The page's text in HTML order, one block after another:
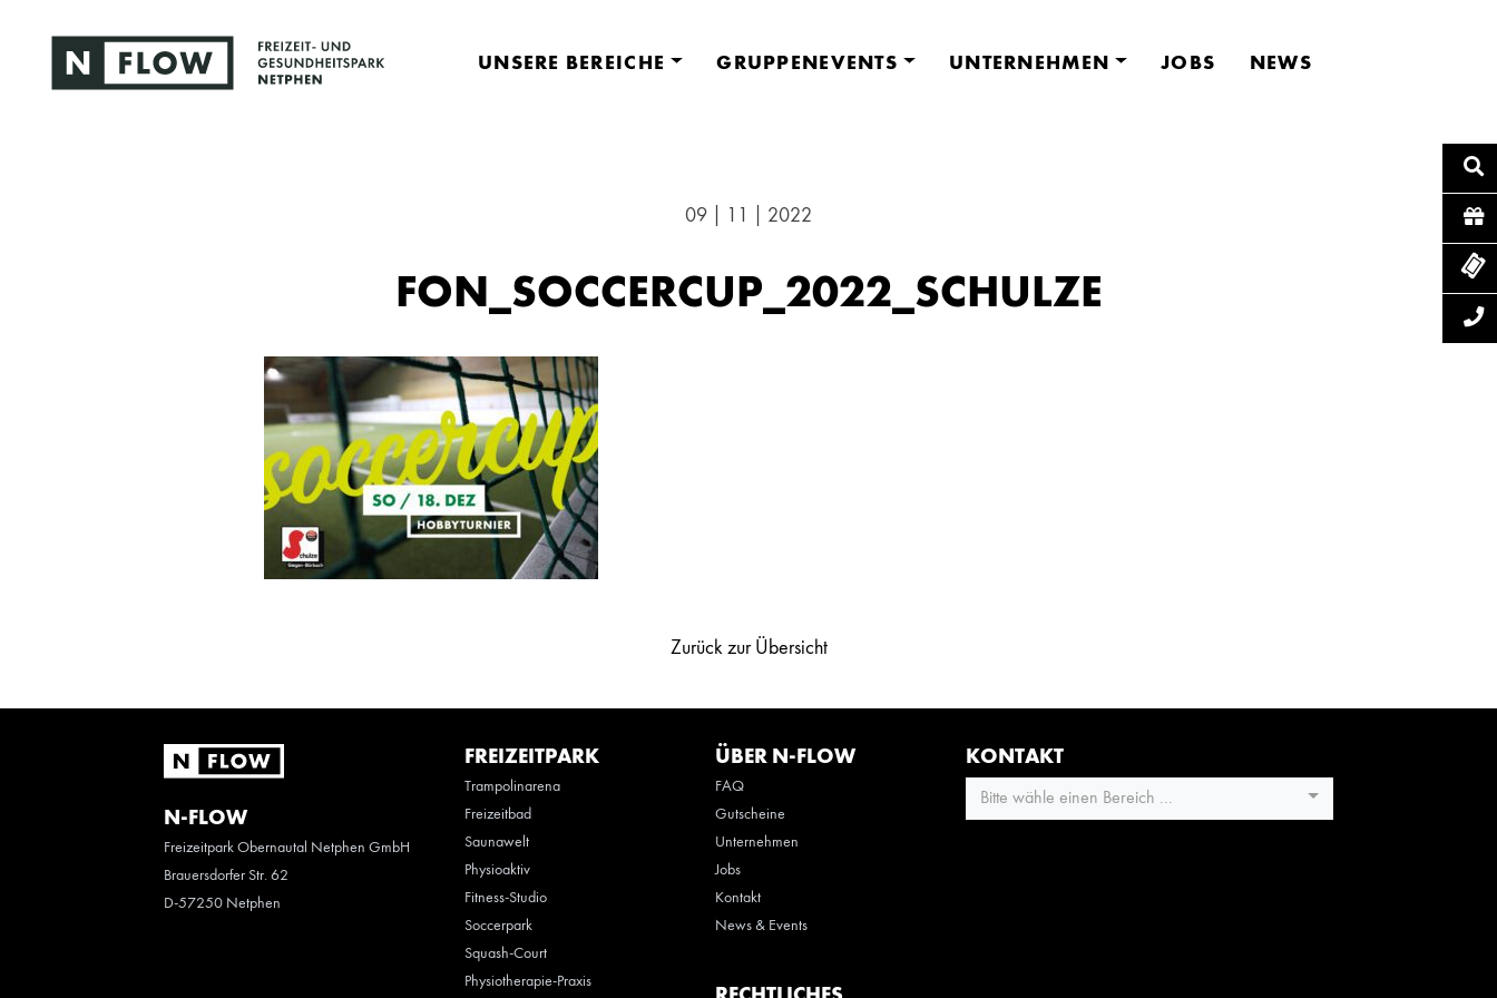
UNSERE BEREICHE GRUPPENEVENTS UNTERNEHMEN JOBS NEWS
09 | 11 | 2022
FON_SOCCERCUP_2022_SCHULZE
Zurück zur Übersicht
N-FLOW
Freizeitpark Obernautal Netphen GmbH
Brauersdorfer Str. 62
D-57250 Netphen
FREIZEITPARK
Trampolinarena
Freizeitbad
Saunawelt
Physioaktiv
Fitness-Studio
Soccerpark
Squash-Court
Physiotherapie-Praxis
ÜBER N-FLOW
FAQ
Gutscheine
Unternehmen
Jobs
Kontakt
News & Events
KONTAKT
Bitte wähle einen Bereich ...